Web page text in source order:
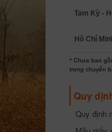
Tam Kỳ -
Hồ Chí
* Chưa bao
trong chuyến
Quy
Quy định
cần biết